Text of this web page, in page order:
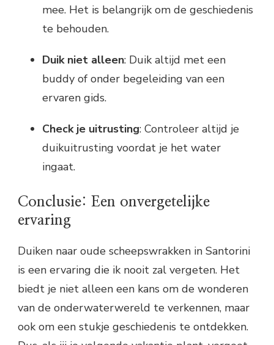
mee. Het is belangrijk om de geschiedenis
te behouden.
Duik niet alleen: Duik altijd met een
buddy of onder begeleiding van een
ervaren gids.
Check je uitrusting: Controleer altijd je
duikuitrusting voordat je het water
ingaat.
Conclusie: Een onvergetelijke
ervaring
Duiken naar oude scheepswrakken in Santorini
is een ervaring die ik nooit zal vergeten. Het
biedt je niet alleen een kans om de wonderen
van de onderwaterwereld te verkennen, maar
ook om een stukje geschiedenis te ontdekken.